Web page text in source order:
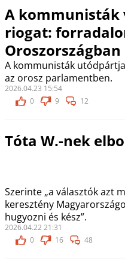
A kommunisták
riogat:
Oroszországban
A kommunisták
az orosz parlamentben.
2026.04.23 15:54
0
9 12
Tóta W.-nek
Szerinte „a választók azt
keresztény
hugyozni és kész”.
2026.04.22 21:31
0
16 48